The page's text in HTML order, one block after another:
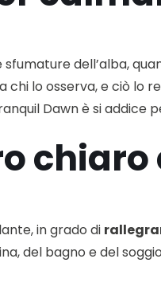
dell’alba,
lo osserva, e ciò lo
Dawn è si
in grado di
del bagno e del